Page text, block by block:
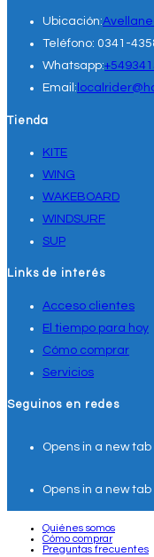
Ubicación:
Teléfono: 0341-
Whatsapp:
Email:
Tienda
KITE
WING
WAKEBOARD
WINDSURF
SUP
Links de interés
Acceso clientes
El tiempo para hoy
Cómo comprar
Servicios
Seguinos en redes
Opens in a new tab
Opens in a new tab
Quiénes somos
Cómo comprar
Preguntas frecuentes